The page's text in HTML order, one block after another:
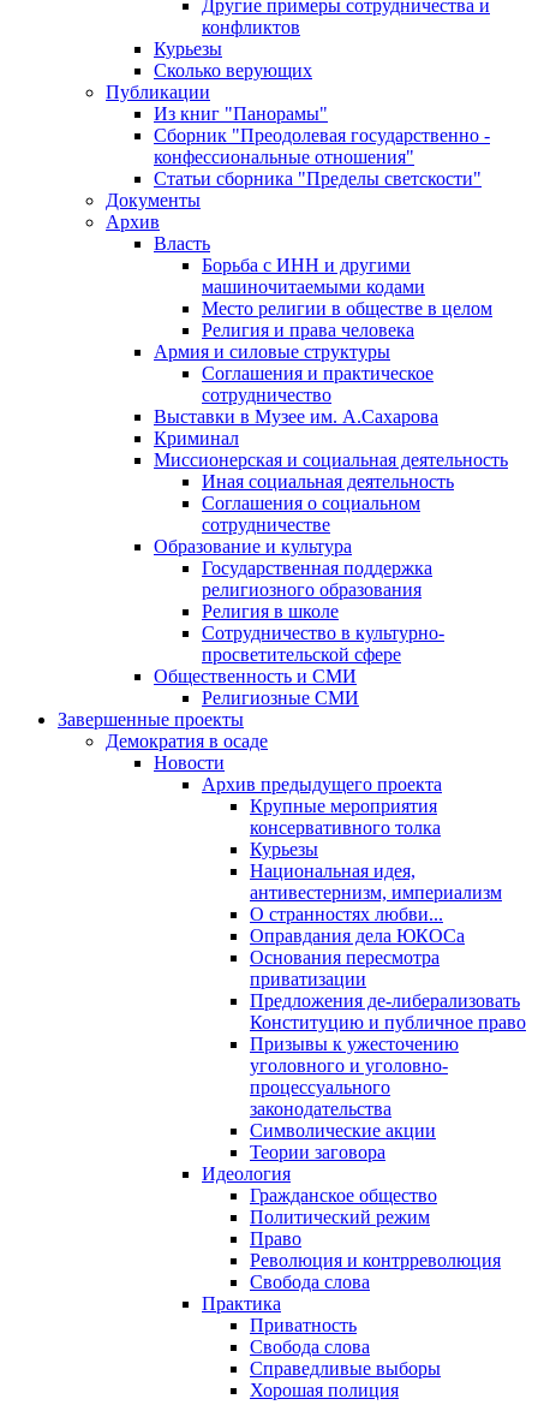
Другие примеры сотрудничества и
конфликтов
Курьезы
Сколько верующих
Публикации
Из книг "Панорамы"
Сборник "Преодолевая государственно -
конфессиональные отношения"
Статьи сборника "Пределы светскости"
Документы
Архив
Власть
Борьба с ИНН и другими
машиночитаемыми кодами
Место религии в обществе в целом
Религия и права человека
Армия и силовые структуры
Соглашения и практическое
сотрудничество
Выставки в Музее им. А.Сахарова
Криминал
Миссионерская и социальная деятельность
Иная социальная деятельность
Соглашения о социальном
сотрудничестве
Образование и культура
Государственная поддержка
религиозного образования
Религия в школе
Сотрудничество в культурно-
просветительской сфере
Общественность и СМИ
Религиозные СМИ
Завершенные проекты
Демократия в осаде
Новости
Архив предыдущего проекта
Крупные мероприятия
консервативного толка
Курьезы
Национальная идея,
антивестернизм, империализм
О странностях любви...
Оправдания дела ЮКОСа
Основания пересмотра
приватизации
Предложения де-либерализовать
Конституцию и публичное право
Призывы к ужесточению
уголовного и уголовно-
процессуального
законодательства
Символические акции
Теории заговора
Идеология
Гражданское общество
Политический режим
Право
Революция и контрреволюция
Свобода слова
Практика
Приватность
Свобода слова
Справедливые выборы
Хорошая полиция